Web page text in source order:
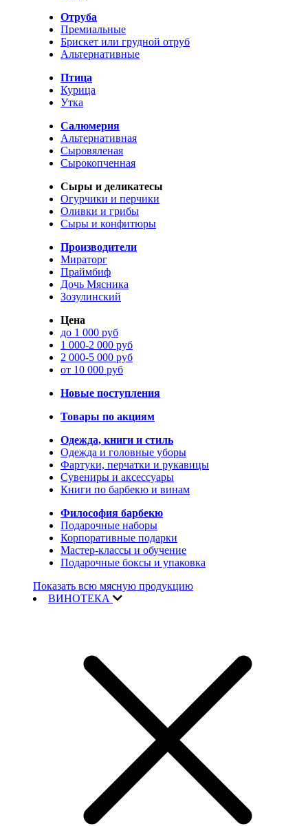
Отруба
Премиальные
Брискет или грудной отруб
Альтернативные
Птица
Курица
Утка
Салюмерия
Альтернативная
Сыровяленая
Сырокопченная
Сыры и деликатесы
Огурчики и перчики
Оливки и грибы
Сыры и конфитюры
Производители
Мираторг
Праймбиф
Дочь Мясника
Зозулинский
Цена
до 1 000 руб
1 000-2 000 руб
2 000-5 000 руб
от 10 000 руб
Новые поступления
Товары по акциям
Одежда, книги и стиль
Одежда и головные уборы
Фартуки, перчатки и рукавицы
Сувениры и аксессуары
Книги по барбекю и винам
Философия барбекю
Подарочные наборы
Корпоративные подарки
Мастер-классы и обучение
Подарочные боксы и упаковка
Показать всю мясную продукцию
ВИНОТЕКА